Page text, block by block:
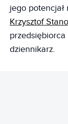
jego
Krzysztof
dziennikarz.